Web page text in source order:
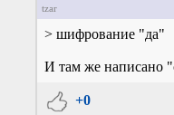
tzar
> шифрование "да"
И там же написано
+0